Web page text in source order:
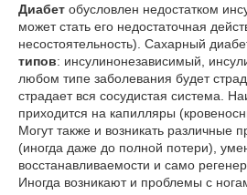
Диабет обусловлен недостатком
может стать его недостаточная
несостоятельность). Сахарный
типов: инсулинонезависимый,
любом типе заболевания будет
страдает вся сосудистая система.
приходится на капилляры
Могут также и возникать различные
(иногда даже до полной потери),
восстанавливаемости и само
Иногда возникают и проблемы с